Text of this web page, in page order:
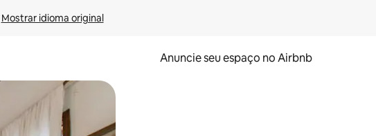
Mostrar idioma original
Anuncie seu espaço no Airbnb